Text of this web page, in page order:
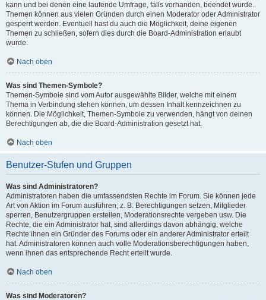
kann und bei denen eine laufende Umfrage, falls vorhanden, beendet wurde.
Themen können aus vielen Gründen durch einen Moderator oder Administrator
gesperrt werden. Eventuell hast du auch die Möglichkeit, deine eigenen
Themen zu schließen, sofern dies durch die Board-Administration erlaubt
wurde.
Nach oben
Was sind Themen-Symbole?
Themen-Symbole sind vom Autor ausgewählte Bilder, welche mit einem
Thema in Verbindung stehen können, um dessen Inhalt kennzeichnen zu
können. Die Möglichkeit, Themen-Symbole zu verwenden, hängt von deinen
Berechtigungen ab, die die Board-Administration gesetzt hat.
Nach oben
Benutzer-Stufen und Gruppen
Was sind Administratoren?
Administratoren haben die umfassendsten Rechte im Forum. Sie können jede
Art von Aktion im Forum ausführen; z. B. Berechtigungen setzen, Mitglieder
sperren, Benutzergruppen erstellen, Moderationsrechte vergeben usw. Die
Rechte, die ein Administrator hat, sind allerdings davon abhängig, welche
Rechte ihnen ein Gründer des Forums oder ein anderer Administrator erteilt
hat. Administratoren können auch volle Moderationsberechtigungen haben,
wenn ihnen das entsprechende Recht erteilt wurde.
Nach oben
Was sind Moderatoren?